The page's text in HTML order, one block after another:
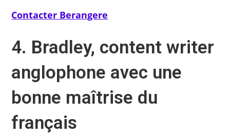
Contacter Berangere
4. Bradley, content writer
anglophone avec une
bonne maîtrise du
français